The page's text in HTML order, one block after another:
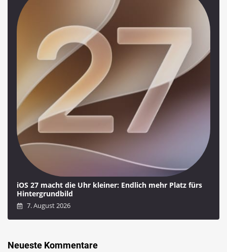
iOS 27 macht die Uhr kleiner: Endlich mehr Platz fürs
Hintergrundbild
7. August 2026
Neueste Kommentare